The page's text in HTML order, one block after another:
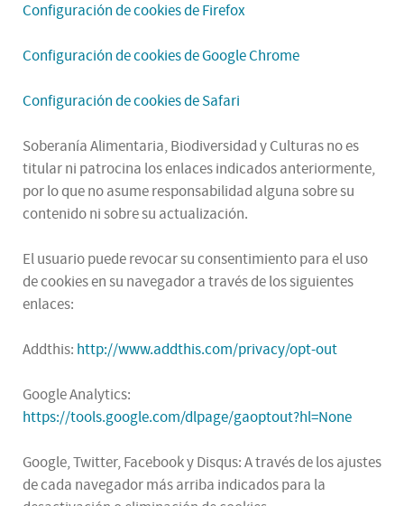
Configuración de cookies de Firefox
Configuración de cookies de Google Chrome
Configuración de cookies de Safari
Soberanía Alimentaria, Biodiversidad y Culturas no es
titular ni patrocina los enlaces indicados anteriormente,
por lo que no asume responsabilidad alguna sobre su
contenido ni sobre su actualización.
El usuario puede revocar su consentimiento para el uso
de cookies en su navegador a través de los siguientes
enlaces:
Addthis: http://www.addthis.com/privacy/opt-out
Google Analytics:
https://tools.google.com/dlpage/gaoptout?hl=None
Google, Twitter, Facebook y Disqus: A través de los ajustes
de cada navegador más arriba indicados para la